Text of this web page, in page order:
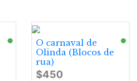
O carnaval de
Olinda (Blocos de
rua)
$450